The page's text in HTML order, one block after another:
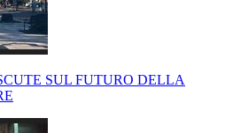
SUL FUTURO DELLA